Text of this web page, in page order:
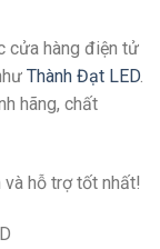
cửa hàng điện tử
Thành Đạt LED.
hãng, chất
hỗ trợ tốt nhất!